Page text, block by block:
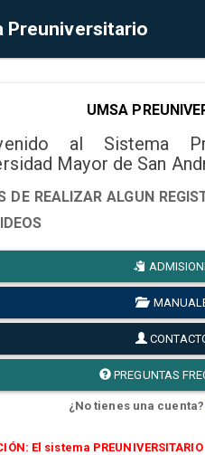
Preuniversitario
UMSA
al Sistema
Mayor de San
DE REALIZAR ALGUN
PREGUNTAS
¿No tienes una cuenta?
El sistema